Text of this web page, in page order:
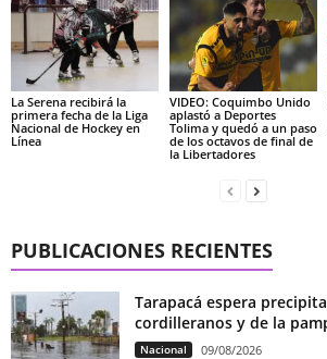
La Serena recibirá la
primera fecha de la Liga
Nacional de Hockey en
Línea
VIDEO: Coquimbo Unido
aplastó a Deportes
Tolima y quedó a un paso
de los octavos de final de
la Libertadores
PUBLICACIONES RECIENTES
Tarapacá espera
cordilleranos y de la
Nacional 09/08/2026